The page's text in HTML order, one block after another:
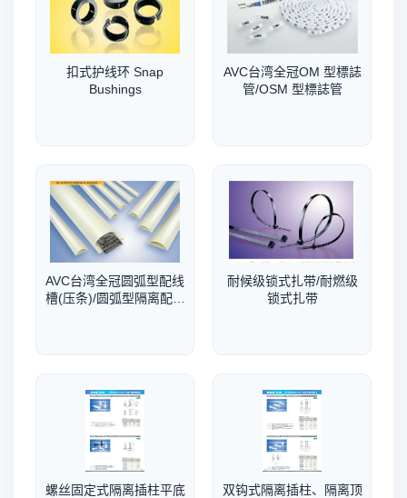
扣式护线环 Snap
Bushings
AVC台湾全冠OM 型標誌
管/OSM 型標誌管
AVC台湾全冠圆弧型配线
槽(压条)/圆弧型隔离配线
耐候级锁式扎带/耐燃级
锁式扎带
螺丝固定式隔离插柱平底
双钩式隔离插柱、隔离顶